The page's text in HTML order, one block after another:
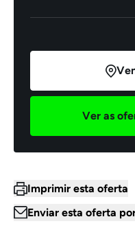
Ver as
Imprimir esta oferta
Enviar esta oferta